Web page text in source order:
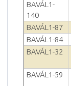
BAVÁL1-
140
BAVÁL1-87
BAVÁL1-84
BAVÁL1-32
BAVÁL1-59